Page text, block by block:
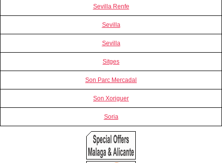
Sevilla Renfe
Sevilla
Sevilla
Sitges
Son Parc Mercadal
Son Xoriguer
Soria